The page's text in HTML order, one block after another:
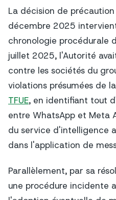
La décision de
décembre 2025
chronologie procédurale
juillet 2025, l'Autorité
contre les sociétés du
violations présumées de
TFUE, en identifiant tout
entre WhatsApp et Meta
du service d'intelligence
dans l'application de
Parallèlement, par sa
une procédure incidente